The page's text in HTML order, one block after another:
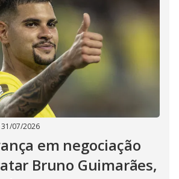
31/07/2026
em negociação
Bruno Guimarães,